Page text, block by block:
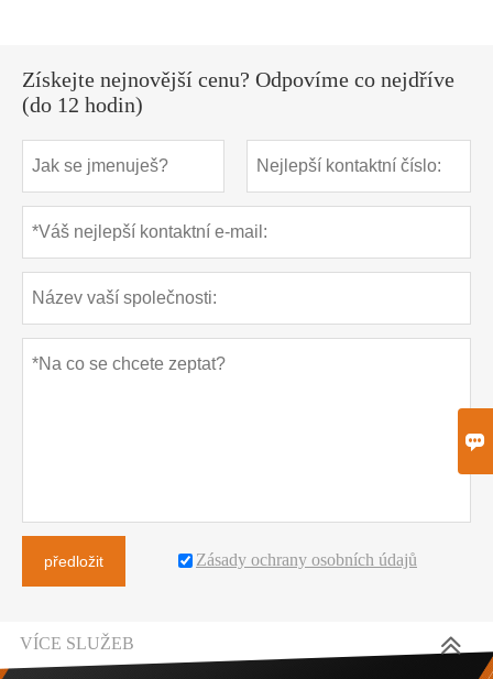
Získejte nejnovější cenu? Odpovíme co nejdříve
(do 12 hodin)
předložit Zásady ochrany osobních údajů
VÍCE SLUŽEB
